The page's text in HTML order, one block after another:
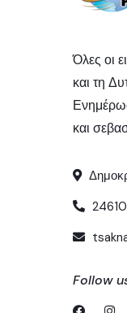
Όλες οι
και τη
και
Follow